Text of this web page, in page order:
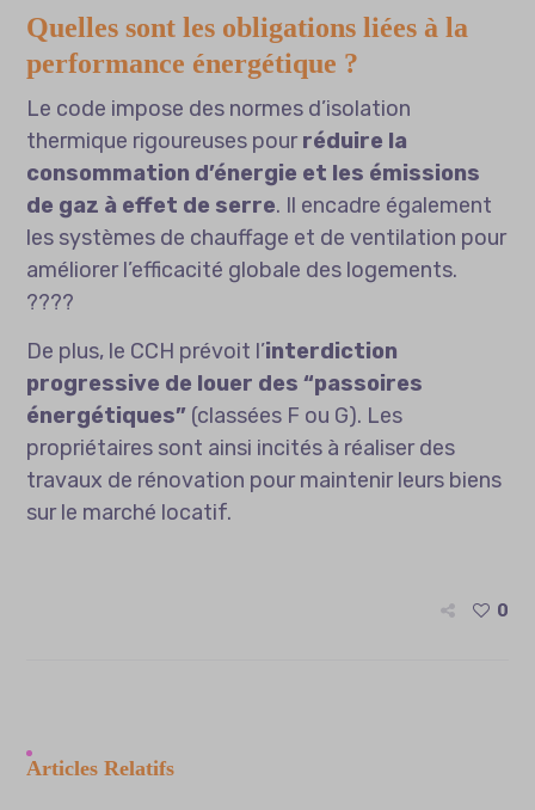
Quelles sont les obligations liées à la
performance énergétique ?
Le code impose des normes d’isolation
thermique rigoureuses pourréduire la
consommation d’énergie et les émissions
de gaz à effet de serre. Il encadre également
les systèmes de chauffage et de ventilation pour
améliorer l’efficacité globale des logements.
????
De plus, le CCH prévoit l’interdiction
progressive de louer des “passoires
énergétiques” (classées F ou G). Les
propriétaires sont ainsi incités à réaliser des
travaux de rénovation pour maintenir leurs biens
sur le marché locatif.
0
Articles Relatifs